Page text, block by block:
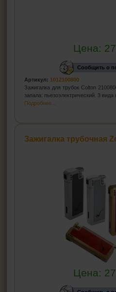
Цена:
Сообщить о
Артикул: 1012100800
Зажигалка для трубок Colton
запала: пьезоэлектрический. 3 вида
Подробнее...
Зажигалка трубочная
Цена: